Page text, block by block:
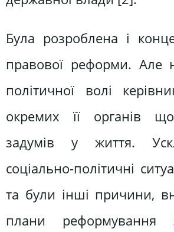
Була розроблена і
правової реформи. Але
політичної волі
окремих її органів
задумів у життя.
соціально-політичні
та були інші причини,
плани реформування